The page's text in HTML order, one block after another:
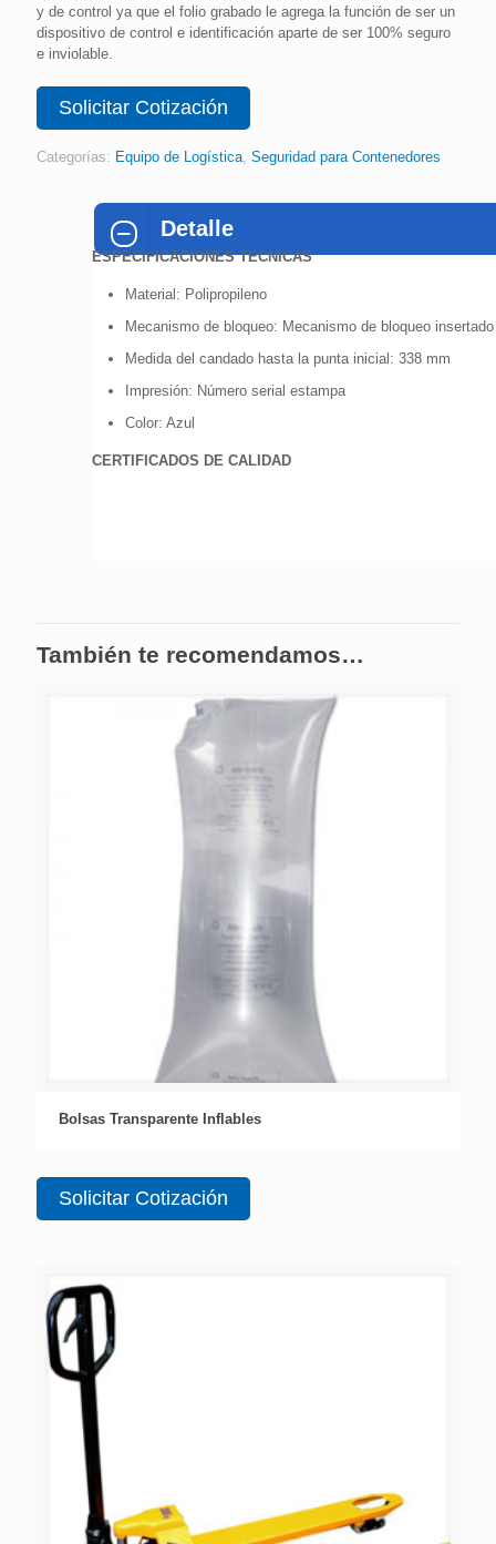
y de control ya que el folio grabado le agrega la función de ser un
dispositivo de control e identificación aparte de ser 100% seguro
e inviolable.
Solicitar Cotización
Categorías: Equipo de Logística, Seguridad para Contenedores
Detalle
ESPECIFICACIONES TÉCNICAS
Material: Polipropileno
Mecanismo de bloqueo: Mecanismo de bloqueo
Medida del candado hasta la punta inicial: 338 mm
Impresión: Número serial estampa
Color: Azul
CERTIFICADOS DE CALIDAD
También te recomendamos…
Bolsas Transparente Inflables
Solicitar Cotización